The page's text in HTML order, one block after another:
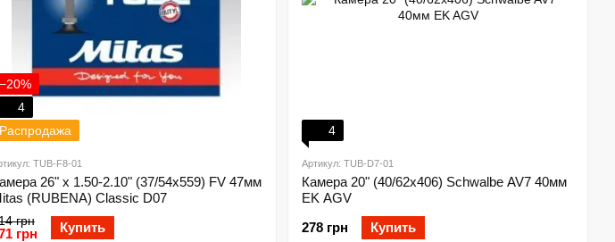
−20%
4
Распродажа
TUB-F8-01
26" x 1.50-2.10" (37/54x559) FV 47мм
(RUBENA) Classic D07
грн
грн Купить
4
Артикул: TUB-D7-01
Камера 20" (40/62x406) Schwalbe AV7 40мм
EK AGV
278 грн
Купить